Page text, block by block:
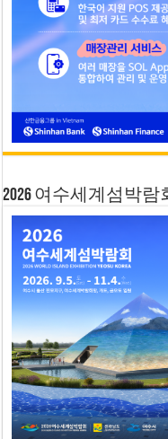
2026 여수세계섬박람